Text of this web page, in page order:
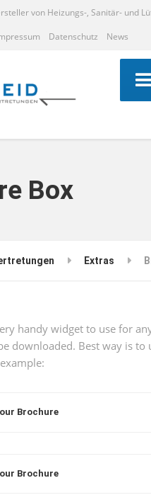
von Heizungs-, Sanitär- und
Datenschutz News
Box
Extras
handy widget to use for
downloaded. Best way is to
Brochure
Brochure